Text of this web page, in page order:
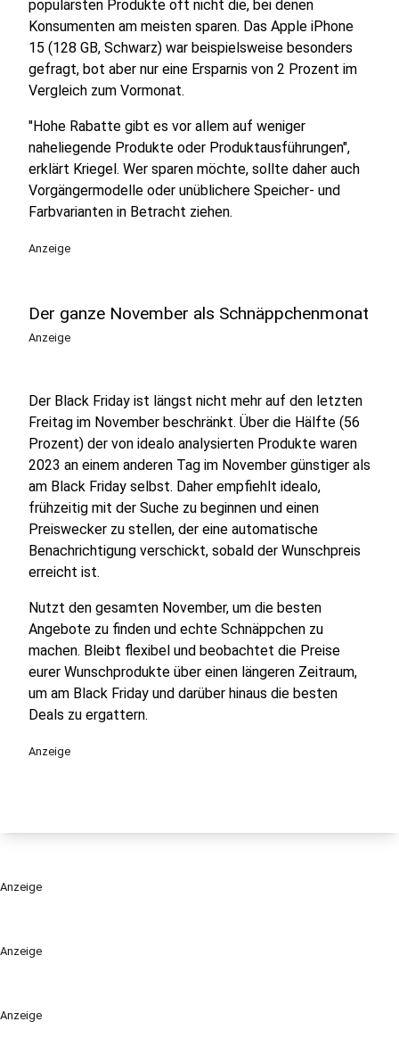
Anzeige
Anzeige
populärsten Produkte oft nicht die, bei denen
Konsumenten am meisten sparen. Das Apple iPhone
15 (128 GB, Schwarz) war beispielsweise besonders
gefragt, bot aber nur eine Ersparnis von 2 Prozent im
Vergleich zum Vormonat.
"Hohe Rabatte gibt es vor allem auf weniger
naheliegende Produkte oder Produktausführungen",
erklärt Kriegel. Wer sparen möchte, sollte daher auch
Vorgängermodelle oder unüblichere Speicher- und
Farbvarianten in Betracht ziehen.
Anzeige
Der ganze November als Schnäppchenmonat
Anzeige
Der Black Friday ist längst nicht mehr auf den letzten
Freitag im November beschränkt. Über die Hälfte (56
Prozent) der von idealo analysierten Produkte waren
2023 an einem anderen Tag im November günstiger als
am Black Friday selbst. Daher empfiehlt idealo,
frühzeitig mit der Suche zu beginnen und einen
Preiswecker zu stellen, der eine automatische
Benachrichtigung verschickt, sobald der Wunschpreis
erreicht ist.
Nutzt den gesamten November, um die besten
Angebote zu finden und echte Schnäppchen zu
machen. Bleibt flexibel und beobachtet die Preise
eurer Wunschprodukte über einen längeren Zeitraum,
um am Black Friday und darüber hinaus die besten
Deals zu ergattern.
Anzeige
Anzeige